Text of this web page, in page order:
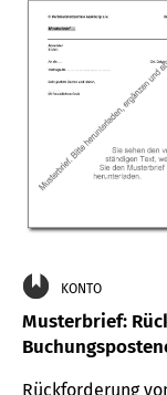
KONTO
Musterbrief:
Rückforderung